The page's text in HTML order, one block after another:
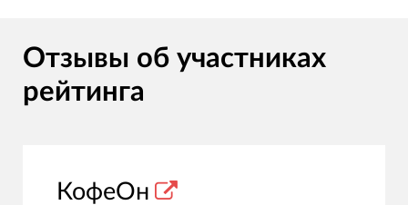
Отзывы об участниках
рейтинга
КофеОн